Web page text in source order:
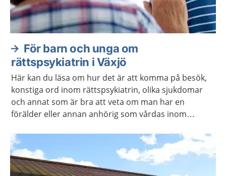
För barn och unga om
rättspsykiatrin i Växjö
Här kan du läsa om hur det är att komma på besök,
konstiga ord inom rättspsykiatrin, olika sjukdomar
och annat som är bra att veta om man har en
förälder eller annan anhörig som vårdas inom